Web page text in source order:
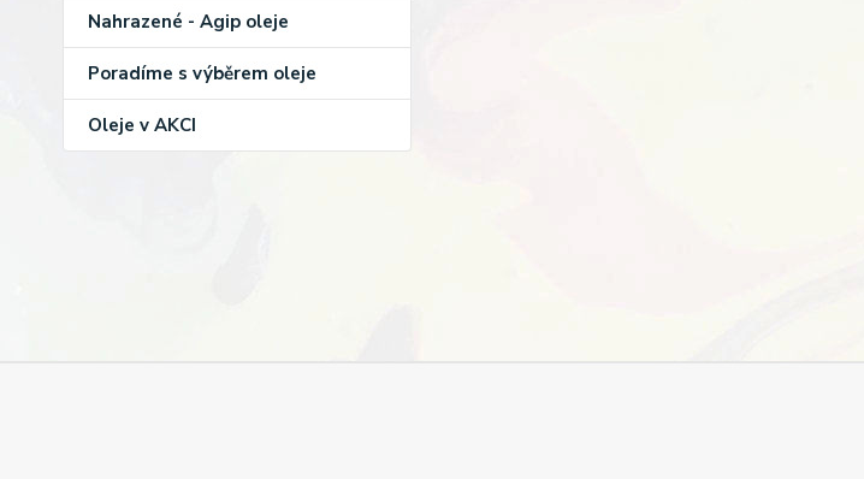
Nahrazené - Agip oleje
Poradíme s výběrem oleje
Oleje v AKCI